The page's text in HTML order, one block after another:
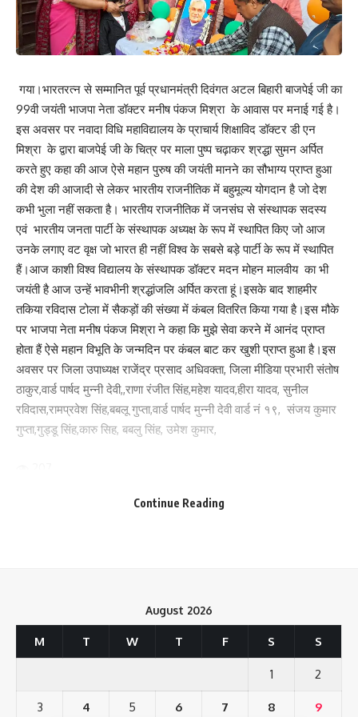
What do you think?
0 0
Happy
0
Sleepy
0
Angry
0
Dead
0 0
Leave a review
Your email address will not be published. Required fields are marked*
Your Rating
गया।भारतरत्न से सम्मानित पूर्व प्रधानमंत्री दिवंगत अटल बिहारी बाजपेई जी का
99वी जयंती भाजपा नेता डॉक्टर मनीष पंकज मिश्रा के आवास पर मनाई गई है।
इस अवसर पर नवादा विधि महाविद्यालय के प्राचार्य शिक्षाविद डॉक्टर डी एन
मिश्रा के द्वारा बाजपेई जी के चित्र पर माला पुष्प चढ़ाकर श्रद्धा सुमन अर्पित
करते हुए कहा की आज ऐसे महान पुरुष की जयंती मानने का सौभाग्य प्राप्त हुआ
की देश की आजादी से लेकर भारतीय राजनीतिक में बहुमूल्य योगदान है जो देश
कभी भुला नहीं सकता है। भारतीय राजनीतिक में जनसंघ से संस्थापक सदस्य
एवं भारतीय जनता पार्टी के संस्थापक अध्यक्ष के रूप में स्थापित किए जो आज
उनके लगाए वट वृक्ष जो भारत ही नहीं विश्व के सबसे बड़े पार्टी के रूप में स्थापित
हैं।आज काशी विश्व विद्यालय के संस्थापक डॉक्टर मदन मोहन मालवीय का भी
जयंती है आज उन्हें भावभीनी श्रद्धांजलि अर्पित करता हूं।इसके बाद शाहमीर
तकिया रविदास टोला में सैकड़ों की संख्या में कंबल वितरित किया गया है।इस मौके
पर भाजपा नेता मनीष पंकज मिश्रा ने कहा कि मुझे सेवा करने में आनंद प्राप्त
होता हैं ऐसे महान विभूति के जन्मदिन पर कंबल बाट कर खुशी प्राप्त हुआ है।इस
अवसर पर जिला उपाध्यक्ष राजेंद्र प्रसाद अधिवक्ता, जिला मीडिया प्रभारी संतोष
ठाकुर,वार्ड पार्षद मुन्नी देवी,,राणा रंजीत सिंह,महेश यादव,हीरा यादव, सुनील
रविदास,रामप्रवेश सिंह,बबलू गुप्ता,वार्ड पार्षद मुन्नी देवी वार्ड नं १९, संजय कुमार
गुप्ता,गुड्डू सिंह,कारु सिह, बबलु सिंह, उमेश कुमार,
What do you think?
Dead Wink
Continue Reading
August 2026
M T W T F S S
1 2
3 4 5 6 7 8 9